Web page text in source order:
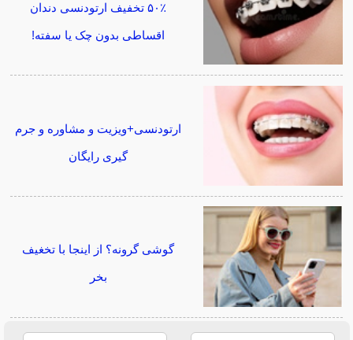
۵۰٪ تخفیف ارتودنسی دندان
اقساطی بدون چک یا سفته!
ارتودنسی+ویزیت و مشاوره و جرم
گیری رایگان
گوشی گرونه؟ از اینجا با تخغیف
بخر